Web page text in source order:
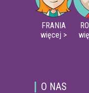
FRANIA
więcej >
O NAS